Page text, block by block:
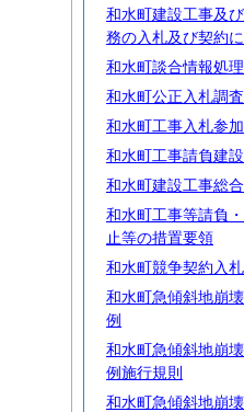
和水町建設工事及
務の入札及び契約
和水町談合情報処
和水町公正入札調
和水町工事入札参
和水町工事請負建
和水町建設工事総
和水町工事等請負
止等の措置要領
和水町競争契約入
和水町急傾斜地崩
例
和水町急傾斜地崩
例施行規則
和水町急傾斜地崩